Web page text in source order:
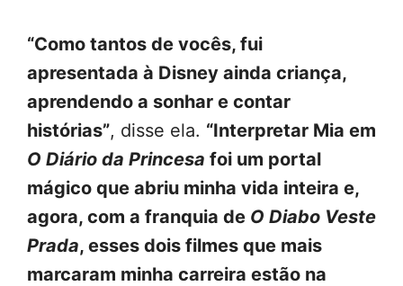
“Como tantos de vocês, fui
apresentada à Disney ainda criança,
aprendendo a sonhar e contar
histórias”, disse ela. “Interpretar Mia em
O Diário da Princesa foi um portal
mágico que abriu minha vida inteira e,
agora, com a franquia de O Diabo Veste
Prada, esses dois filmes que mais
marcaram minha carreira estão na